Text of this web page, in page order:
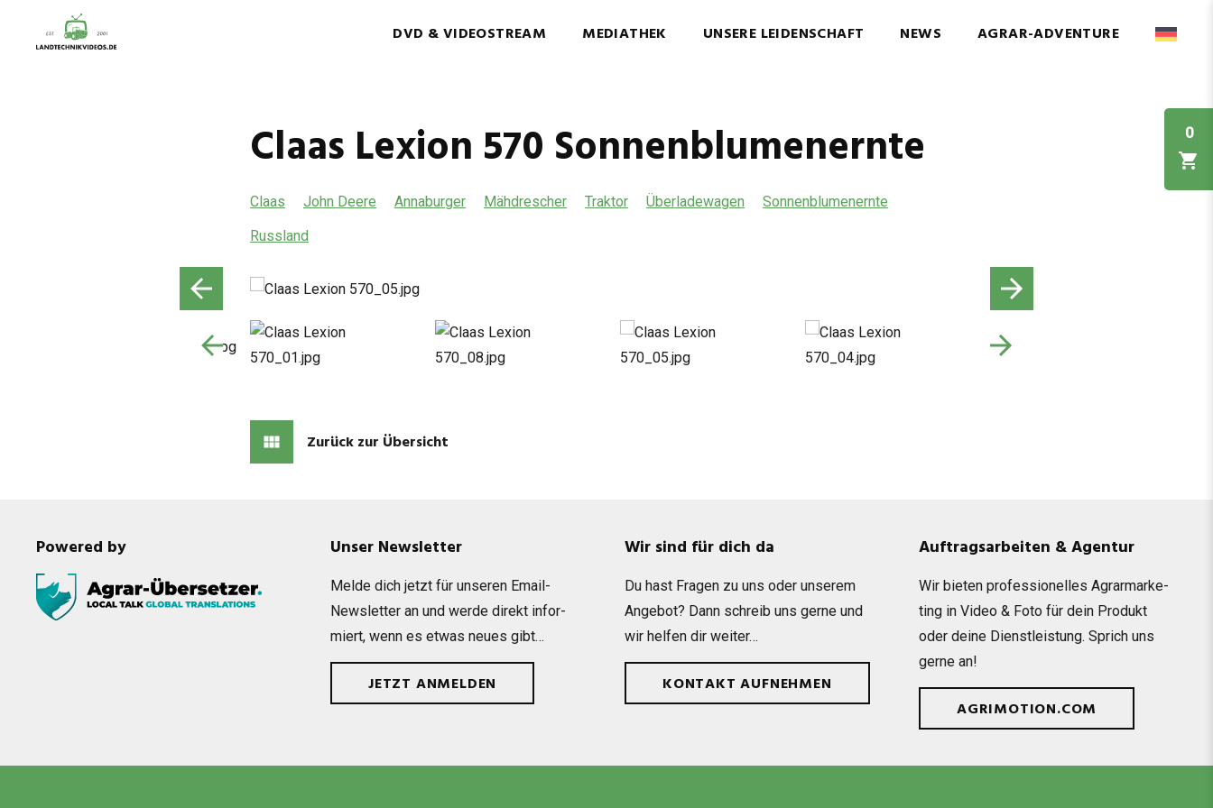
0
DVD & VIDEOSTREAM MEDIATHEK UNSERE LEIDENSCHAFT NEWS AGRAR-ADVENTURE
Claas Lexion 570 Sonnenblumenernte
Claas John Deere Annaburger Mähdrescher Traktor Überladewagen
Sonnenblumenernte
Russland
Zurück zur Übersicht
Powered by Unser Newsletter
Melde dich jetzt für unse­ren Email-
News­let­ter an und werde direkt infor­
miert, wenn es etwas neues gibt…
JETZT ANMELDEN
Wir sind für dich da
Du hast Fra­gen zu uns oder unse­rem
Ange­bot? Dann schreib uns gerne und
wir hel­fen dir weiter…
KONTAKT AUFNEHMEN
Auftragsarbeiten & Agentur
Wir bie­ten pro­fes­sio­nel­les Agrar­mar­ke­
ting in Video & Foto für dein Pro­dukt
oder deine Dienst­leis­tung. Sprich uns
gerne an!
AGRIMOTION.COM